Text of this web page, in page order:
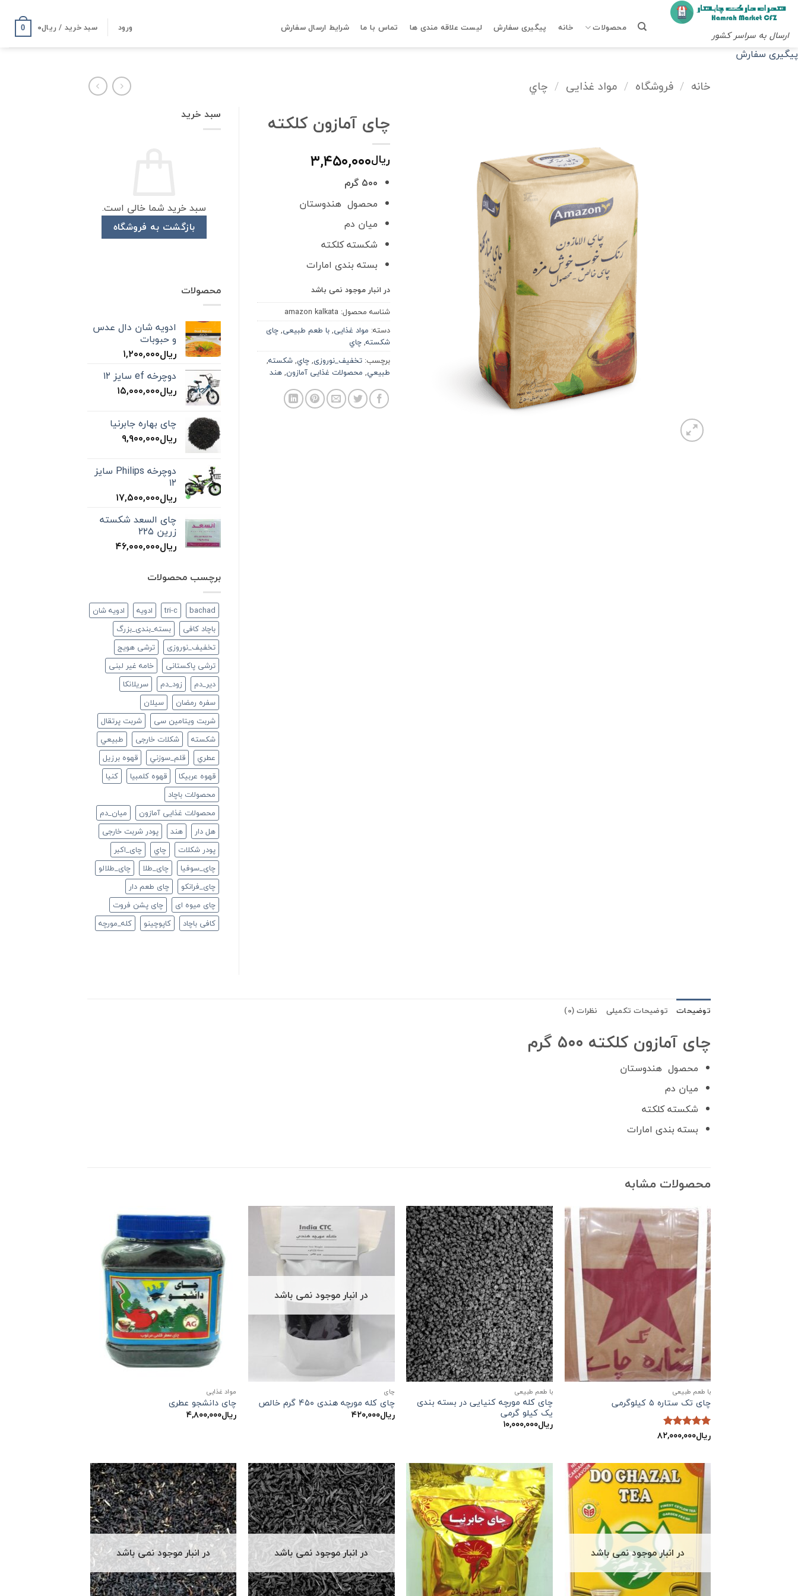
Skip
content
ارسال به سراسر کشور
محصولات خانه پیگیری سفارش لیست علاقه مندی ها تماس با ما شرایط ارسال سفارش ورود سبد خرید / ریال۰ 0
پیگیری سفارش
خانه / فروشگاه / مواد غذایی / چاي
چای آمازون کلکته
ریال۳,۴۵۰,۰۰۰
۵۰۰ گرم
محصول هندوستان
میان دم
شکسته کلکته
بسته بندی امارات
در انبار موجود نمی باشد
شناسه محصول: amazon kalkata
دسته: مواد غذایی,با طعم طبیعی,چای
شکسته,چاي
برچسب: تخفیف_نوروزی,چاي,شكسته,
طبيعي, محصولات غذایی آمازون,هند
سبد خرید
سبد خرید شما خالی است.
بازگشت به فروشگاه
محصولات
ادویه شان دال عدس
و حبوبات
ریال۱,۲۰۰,۰۰۰
دوچرخه ef سایز ۱۲
ریال۱۵,۰۰۰,۰۰۰
چای بهاره جابرنیا
ریال۹,۹۰۰,۰۰۰
دوچرخه Philips سایز
۱۲
ریال۱۷,۵۰۰,۰۰۰
چای السعد شکسته
زرین ۲۲۵
ریال۴۶,۰۰۰,۰۰۰
برچسب محصولات
bachad
tri-c ادویه
ادویه شان
باچاد کافی
بسته_بندی_بزرگ
تخفیف_نوروزی
ترشی هویج
ترشی پاکستانی
خامه غیر لبنی
دير_دم
زود_دم
سريلانكا
سفره رمضان
سيلان
شربت ویتامین سی
شربت پرتقال
شكسته
شکلات خارجی
طبيعي
عطري
قلم_سوزني
قهوه برزیل
قهوه عربیکا
قهوه کلمبیا
كنيا
محصولات باچاد
محصولات غذایی آمازون
ميان_دم
هل دار
هند
پودر شربت خارجی
پودر شکلات
چاي
چای_اکبر
چای_سوفیا
چای_طلا
چای_طلالو
چای_فرانكو
چای طعم دار
چای میوه ای
چای پشن فروت
کافی باچاد
کاپوچینو کله_مورچه
توضیحات توضیحات تکمیلی نظرات (0)
چای آمازون کلکته ۵۰۰ گرم
محصول هندوستان
میان دم
شکسته کلکته
بسته بندی امارات
محصولات مشابه
با طعم طبیعی
چای تک ستاره ۵ کیلوگرمی
نمره5 از
ریال۸۲,۰۰۰,۰۰۰
با طعم طبیعی
چای کله مورچه کنیایی در بسته بندی
یک کیلو گرمی
ریال۱۰,۰۰۰,۰۰۰
در انبار موجود نمی باشد
چاي
چای کله مورچه هندی ۴۵۰ گرم خالص
ریال۴۲۰,۰۰۰
مواد غذایی
چای دانشجو عطری
ریال۴,۸۰۰,۰۰۰
در انبار موجود نمی باشد در انبار موجود نمی باشد در انبار موجود نمی باشد